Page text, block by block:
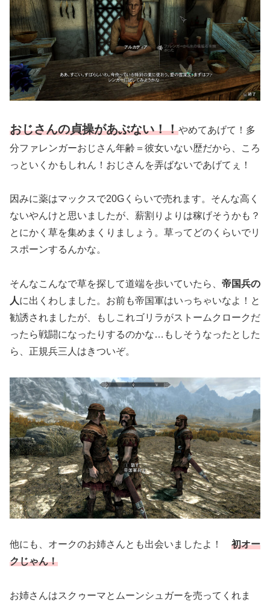
おじさんの貞操があぶない！！やめてあげて！多
分ファレンガーおじさん年齢＝彼女いない歴だから、ころ
っといくかもしれん！おじさんを弄ばないであげてぇ！
因みに薬はマックスで20Gくらいで売れます。そんな高く
ないやんけと思いましたが、薪割りよりは稼げそうかも？
とにかく草を集めまくりましょう。草ってどのくらいでリ
スポーンするんかな。
そんなこんなで草を探して道端を歩いていたら、 帝国兵の
人に出くわしました。お前も帝国軍はいっちゃいなよ！と
勧誘されましたが、もしこれゴリラがストームクロークだ
ったら戦闘になったりするのかな…もしそうなったとした
ら、正規兵三人はきついぞ。
他にも、オークのお姉さんとも出会いましたよ！ 初オー
クじゃん！
お姉さんはスクゥーマとムーンシュガーを売ってくれま